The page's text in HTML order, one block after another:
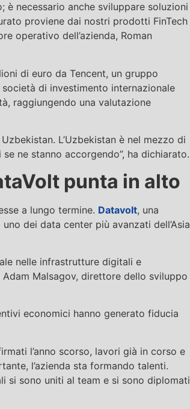
è necessario anche sviluppare soluzioni
proviene dai nostri prodotti FinTech
operativo dell’azienda, Roman
di euro da Tencent, un gruppo
di investimento internazionale
raggiungendo una valutazione
L’Uzbekistan è nel mezzo di
ne stanno accorgendo”, ha dichiarato.
punta in alto
a lungo termine. Datavolt, una
dei data center più avanzati dell’Asia
nelle infrastrutture digitali e
Adam Malsagov, direttore dello sviluppo
economici hanno generato fiducia
l’anno scorso, lavori già in corso e
l’azienda sta formando talenti.
si sono uniti al team e si sono diplomati